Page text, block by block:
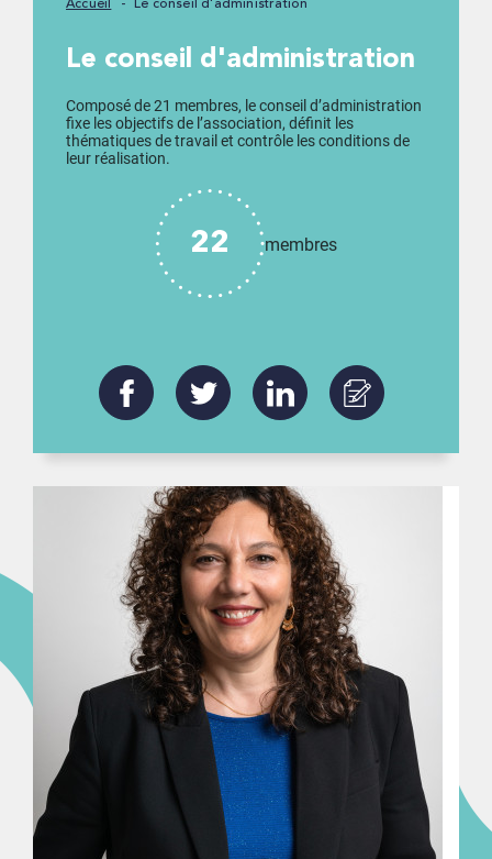
Accueil Le conseil d'administration
Le conseil d'administration
Composé de 21 membres, le conseil d’administration
fixe les objectifs de l’association, définit les
thématiques de travail et contrôle les conditions de
leur réalisation.
22 membres